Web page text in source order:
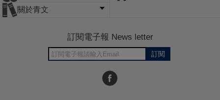
會員辦法
客服信箱
隱私條款
網站導覽關於青文
訂閱電子報 News letter
訂閱